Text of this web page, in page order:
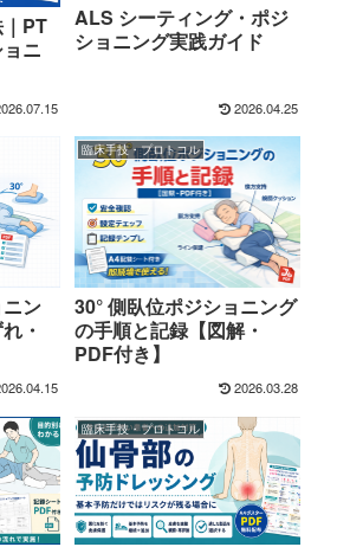
PT
ニ
ALS シーティング・ポジ
ショニング実践ガイド
2026.04.25
ン
・
臨床手技・プロトコル
30° 側臥位ポジショニング
の手順と記録【図解・
PDF付き】
2026.03.28
臨床手技・プロトコル